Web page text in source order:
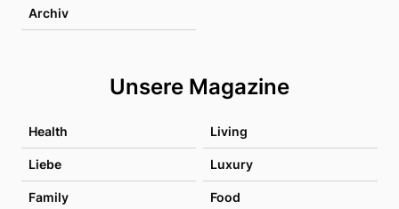
Archiv
Unsere Magazine
Health Living
Liebe Luxury
Family Food